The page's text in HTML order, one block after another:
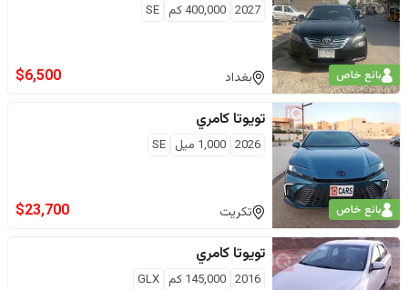
بائع خاص
2027
400,000كم SE
بغداد $6,500
بائع خاص
تويوتا كامري
2026
1,000 ميل SE
تكريت $23,700
تويوتا كامري
2016
145,000 كم GLX